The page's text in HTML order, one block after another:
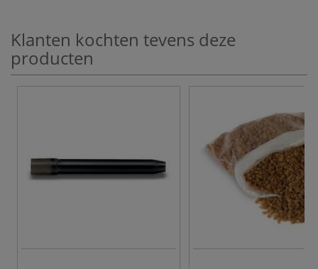
Klanten kochten tevens deze
producten